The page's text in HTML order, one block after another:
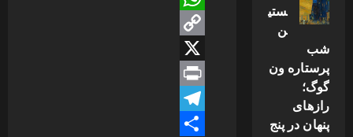
WhatsApp
Copy
Link
X
Print
Telegram
ستی
ن
شب
پرستاره ون
گوگ؛
رازهای
پنهان در پنج